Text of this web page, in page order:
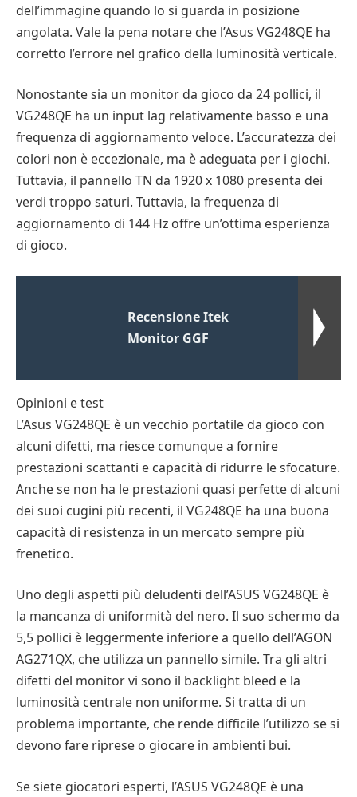
dell’immagine quando lo si guarda in posizione
angolata. Vale la pena notare che l’Asus VG248QE ha
corretto l’errore nel grafico della luminosità verticale.
Nonostante sia un monitor da gioco da 24 pollici, il
VG248QE ha un input lag relativamente basso e una
frequenza di aggiornamento veloce. L’accuratezza dei
colori non è eccezionale, ma è adeguata per i giochi.
Tuttavia, il pannello TN da 1920 x 1080 presenta dei
verdi troppo saturi. Tuttavia, la frequenza di
aggiornamento di 144 Hz offre un’ottima esperienza
di gioco.
Recensione Itek
Monitor GGF
Opinioni e test
L’Asus VG248QE è un vecchio portatile da gioco con
alcuni difetti, ma riesce comunque a fornire
prestazioni scattanti e capacità di ridurre le sfocature.
Anche se non ha le prestazioni quasi perfette di alcuni
dei suoi cugini più recenti, il VG248QE ha una buona
capacità di resistenza in un mercato sempre più
frenetico.
Uno degli aspetti più deludenti dell’ASUS VG248QE è
la mancanza di uniformità del nero. Il suo schermo da
5,5 pollici è leggermente inferiore a quello dell’AGON
AG271QX, che utilizza un pannello simile. Tra gli altri
difetti del monitor vi sono il backlight bleed e la
luminosità centrale non uniforme. Si tratta di un
problema importante, che rende difficile l’utilizzo se si
devono fare riprese o giocare in ambienti bui.
Se siete giocatori esperti, l’ASUS VG248QE è una